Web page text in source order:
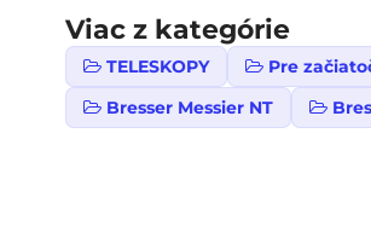
Viac z kategórie
TELESKOPY Pre
Bresser Messier NT